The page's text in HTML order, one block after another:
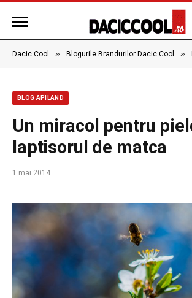
Dacic Cool » Blogurile Brandurilor Dacic Cool »
BLOG APILAND
Un miracol pentru
laptisorul de matca
1 mai 2014